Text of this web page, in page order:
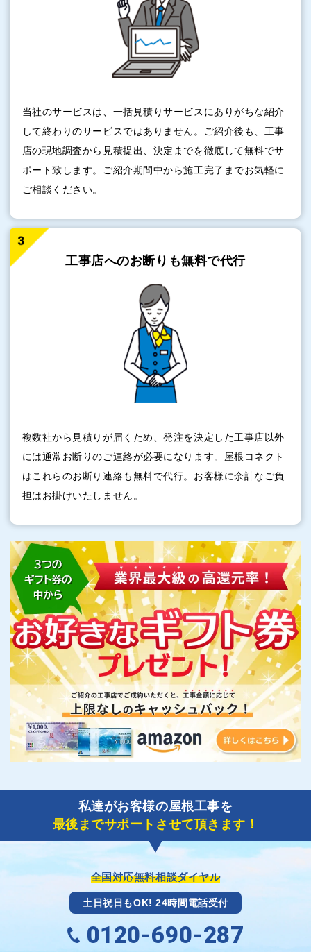
当社のサービスは、一括見積りサービスにありがちな紹介
して終わりのサービスではありません。ご紹介後も、工事
店の現地調査から見積提出、決定までを徹底して無料でサ
ポート致します。ご紹介期間中から施工完了までお気軽に
ご相談ください。
工事店へのお断りも無料で代行
複数社から見積りが届くため、発注を決定した工事店以外
には通常お断りのご連絡が必要になります。屋根コネクト
はこれらのお断り連絡も無料で代行。お客様に余計なご負
担はお掛けいたしません。
私達がお客様の屋根工事を
最後までサポートさせて頂きます！
全国対応無料相談ダイヤル
土日祝日もOK! 24時間電話受付
0120-690-287